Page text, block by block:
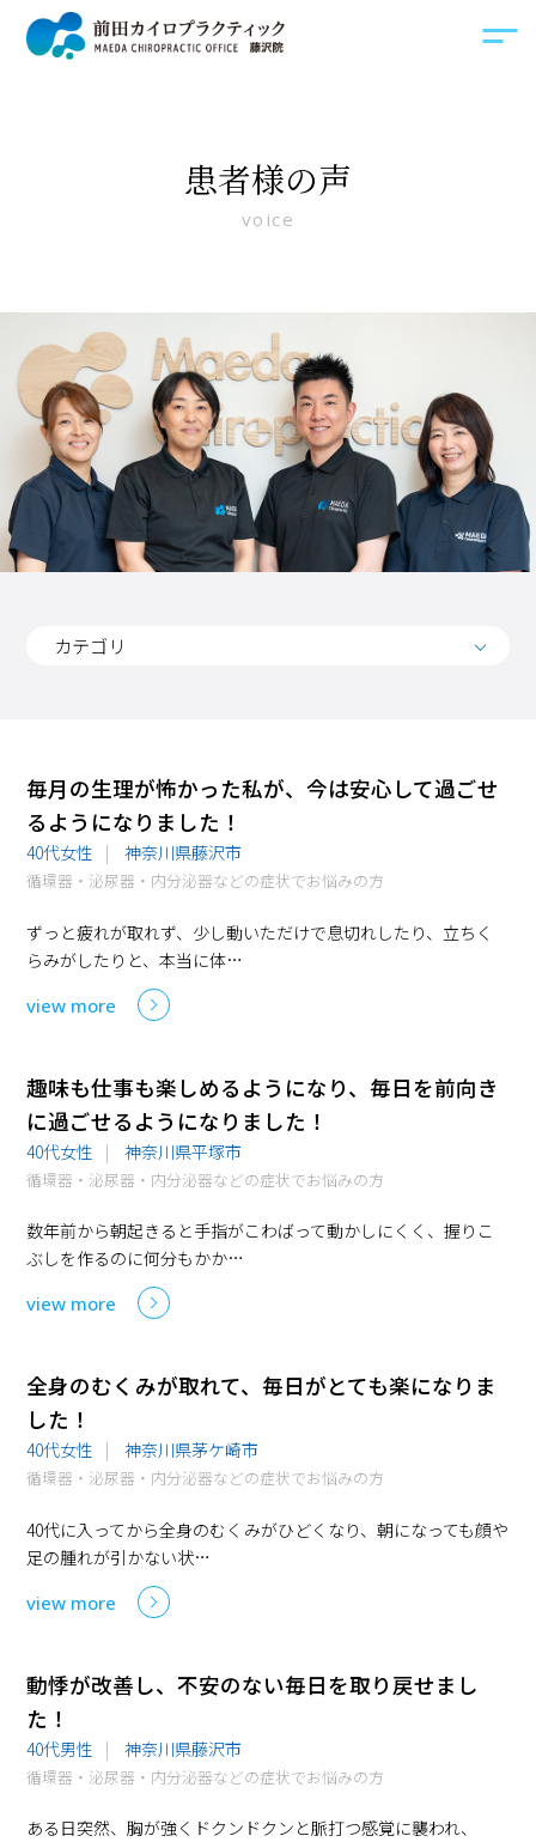
患者様の声
voice
カテゴリ
毎月の生理が怖かった私が、今は安心して過ごせ
るようになりました！
40代女性 神奈川県藤沢市
循環器・泌尿器・内分泌器などの症状でお悩みの方
ずっと疲れが取れず、少し動いただけで息切れしたり、立ちく
らみがしたりと、本当に体…
view more
趣味も仕事も楽しめるようになり、毎日を前向き
に過ごせるようになりました！
40代女性 神奈川県平塚市
循環器・泌尿器・内分泌器などの症状でお悩みの方
数年前から朝起きると手指がこわばって動かしにくく、握りこ
ぶしを作るのに何分もかか…
view more
全身のむくみが取れて、毎日がとても楽になりま
した！
40代女性 神奈川県茅ケ崎市
循環器・泌尿器・内分泌器などの症状でお悩みの方
40代に入ってから全身のむくみがひどくなり、朝になっても顔や
足の腫れが引かない状…
view more
動悸が改善し、不安のない毎日を取り戻せまし
た！
40代男性 神奈川県藤沢市
循環器・泌尿器・内分泌器などの症状でお悩みの方
ある日突然、胸が強くドクンドクンと脈打つ感覚に襲われ、